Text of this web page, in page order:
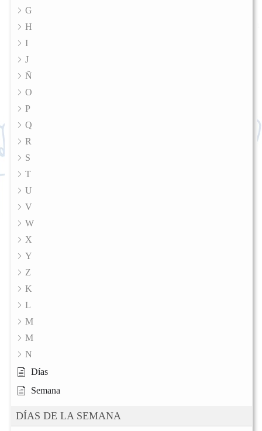
G
H
I
J
Ñ
O
P
Q
R
S
T
U
V
W
X
Y
Z
K
L
M
M
N
Días
Semana
DÍAS DE LA SEMANA